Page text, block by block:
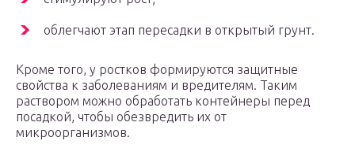
облегчают этап пересадки в открытый грунт.
Кроме того, у ростков формируются защитные
свойства к заболеваниям и вредителям. Таким
раствором можно обработать контейнеры перед
посадкой, чтобы обезвредить их от
микроорганизмов.